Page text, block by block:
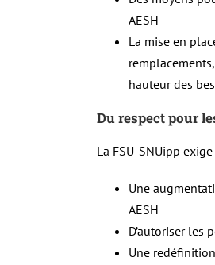
AESH
La mise en
hauteur des
Du respect pour
La FSU-SNUipp
Une
AESH
D’autoriser les
Une